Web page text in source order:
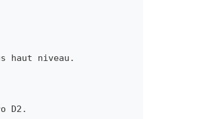
haut niveau.
D2.